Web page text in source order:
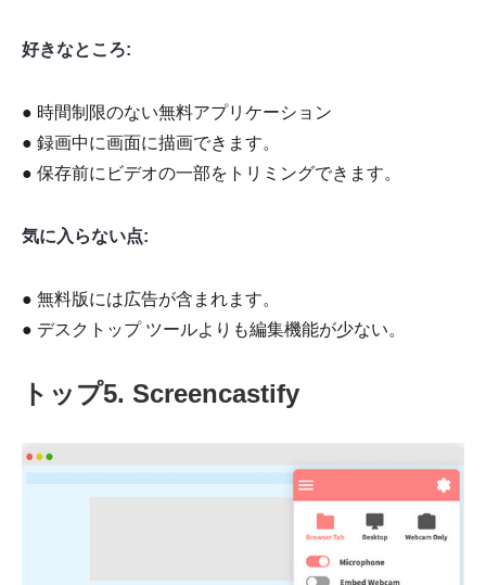
好きなところ:
● 時間制限のない無料アプリケーション
● 録画中に画面に描画できます。
● 保存前にビデオの一部をトリミングできます。
気に入らない点:
● 無料版には広告が含まれます。
● デスクトップ ツールよりも編集機能が少ない。
トップ5. Screencastify